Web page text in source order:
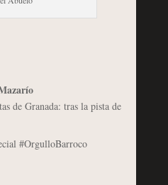
de Granada: tras la pista de
#OrgulloBarroco